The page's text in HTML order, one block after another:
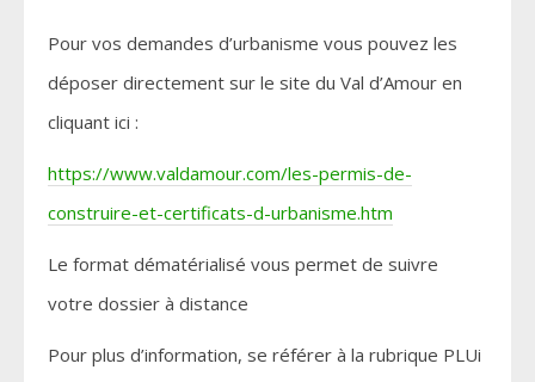
Pour vos demandes d’urbanisme vous pouvez les
déposer directement sur le site du Val d’Amour en
cliquant ici :
https://www.valdamour.com/les-permis-de-
construire-et-certificats-d-urbanisme.htm
Le format dématérialisé vous permet de suivre
votre dossier à distance
Pour plus d’information, se référer à la rubrique PLUi